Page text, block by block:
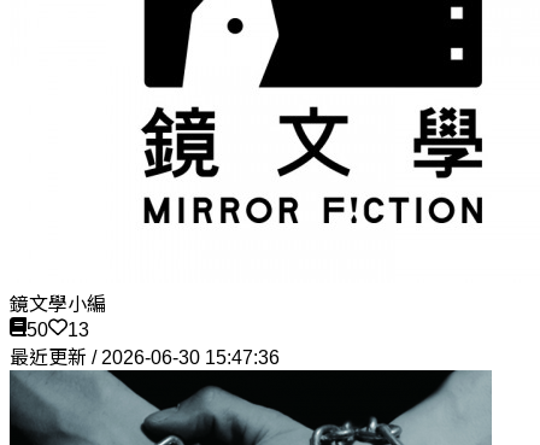
鏡文學小編
50
13
最近更新 / 2026-06-30 15:47:36